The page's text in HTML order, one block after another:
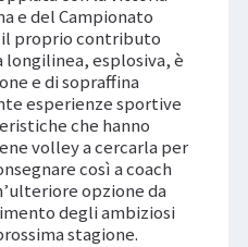
e del Campionato
il proprio contributo
longilinea, esplosiva, è
e di sopraffina
esperienze sportive
che hanno
volley a cercarla per
così a coach
opzione da
degli ambiziosi
stagione.